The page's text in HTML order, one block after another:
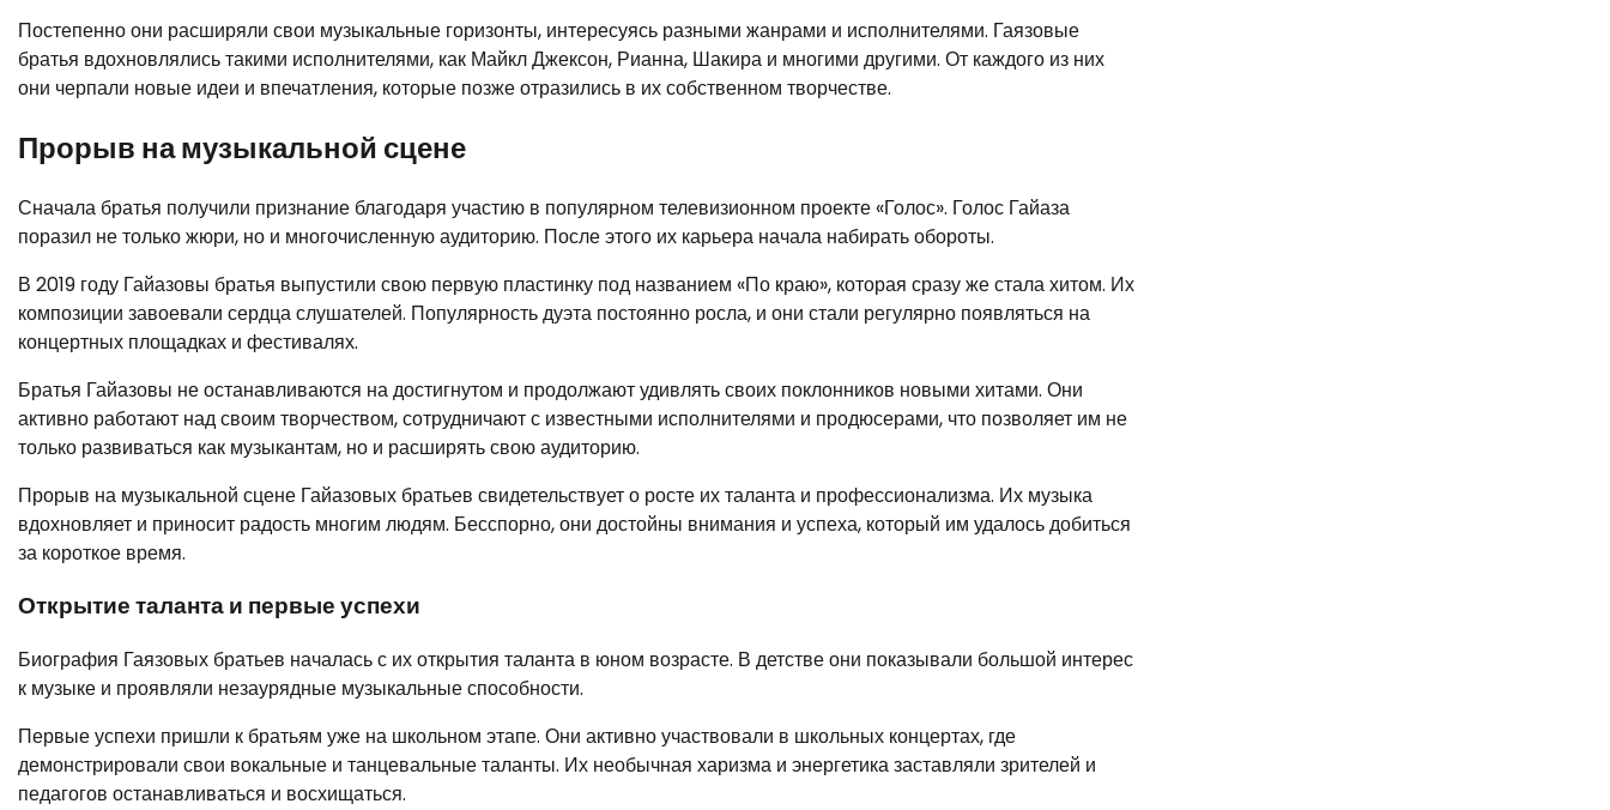
Постепенно они расширяли свои музыкальные горизонты, интересуясь разными жанрами и исполнителями. Гаязовые
братья вдохновлялись такими исполнителями, как Майкл Джексон, Рианна, Шакира и многими другими. От каждого из них
они черпали новые идеи и впечатления, которые позже отразились в их собственном творчестве.
Прорыв на музыкальной сцене
Сначала братья получили признание благодаря участию в популярном телевизионном проекте «Голос». Голос Гайаза
поразил не только жюри, но и многочисленную аудиторию. После этого их карьера начала набирать обороты.
В 2019 году Гайазовы братья выпустили свою первую пластинку под названием «По краю», которая сразу же стала хитом. Их
композиции завоевали сердца слушателей. Популярность дуэта постоянно росла, и они стали регулярно появляться на
концертных площадках и фестивалях.
Братья Гайазовы не останавливаются на достигнутом и продолжают удивлять своих поклонников новыми хитами. Они
активно работают над своим творчеством, сотрудничают с известными исполнителями и продюсерами, что позволяет им не
только развиваться как музыкантам, но и расширять свою аудиторию.
Прорыв на музыкальной сцене Гайазовых братьев свидетельствует о росте их таланта и профессионализма. Их музыка
вдохновляет и приносит радость многим людям. Бесспорно, они достойны внимания и успеха, который им удалось добиться
за короткое время.
Открытие таланта и первые успехи
Биография Гаязовых братьев началась с их открытия таланта в юном возрасте. В детстве они показывали большой интерес
к музыке и проявляли незаурядные музыкальные способности.
Первые успехи пришли к братьям уже на школьном этапе. Они активно участвовали в школьных концертах, где
демонстрировали свои вокальные и танцевальные таланты. Их необычная харизма и энергетика заставляли зрителей и
педагогов останавливаться и восхищаться.